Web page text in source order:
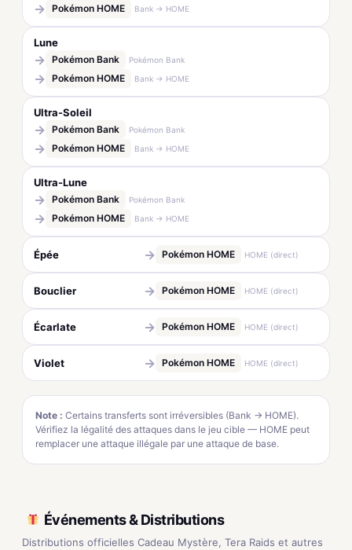
→ Pokémon HOME Bank → HOME
Lune
→ Pokémon Bank Pokémon Bank
→ Pokémon HOME Bank → HOME
Ultra-Soleil
→ Pokémon Bank Pokémon Bank
→ Pokémon HOME Bank → HOME
Ultra-Lune
→ Pokémon Bank Pokémon Bank
→ Pokémon HOME Bank → HOME
Épée → Pokémon HOME HOME (direct)
Bouclier → Pokémon HOME HOME (direct)
Écarlate → Pokémon HOME HOME (direct)
Violet → Pokémon HOME HOME (direct)
Note : Certains transferts sont irréversibles (Bank → HOME).
Vérifiez la légalité des attaques dans le jeu cible — HOME peut
remplacer une attaque illégale par une attaque de base.
Événements & Distributions
Distributions officielles Cadeau Mystère, Tera Raids et autres